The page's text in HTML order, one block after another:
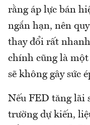
rằng áp lực bán
ngắn hạn, nên
thay đổi rất
chính cũng là
sẽ không gây sức
Nếu FED tăng lãi
trường dự kiến,